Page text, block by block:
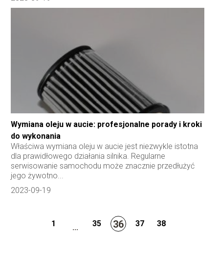
Wymiana oleju w aucie: profesjonalne porady i kroki
do wykonania
Właściwa wymiana oleju w aucie jest niezwykle istotna
dla prawidłowego działania silnika. Regularne
serwisowanie samochodu może znacznie przedłużyć
jego żywotno...
2023-09-19
1 ... 35 36 37 38